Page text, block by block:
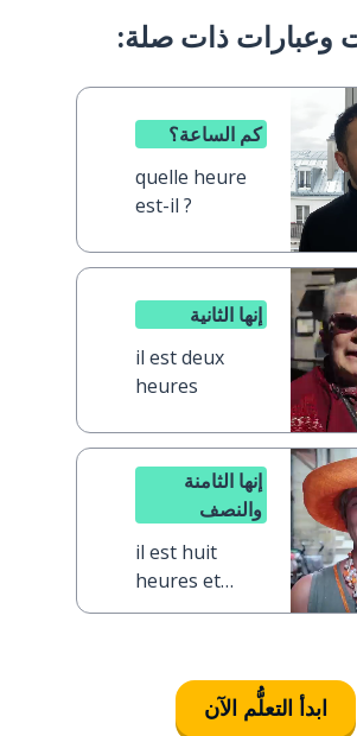
وعبارات ذات صلة:
كم الساعة؟
quelle heure
est-il ?
إنها الثانية
il est deux
heures
إنها الثامنة
والنصف
il est huit
heures et
demie
ابدأ التعلُّم الآن